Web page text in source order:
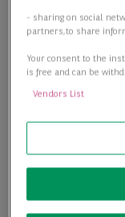
Flexible
10117 Berlin
Details
- sharing on social
partners,to share
Your consent to the
is free and can be
Vendors List